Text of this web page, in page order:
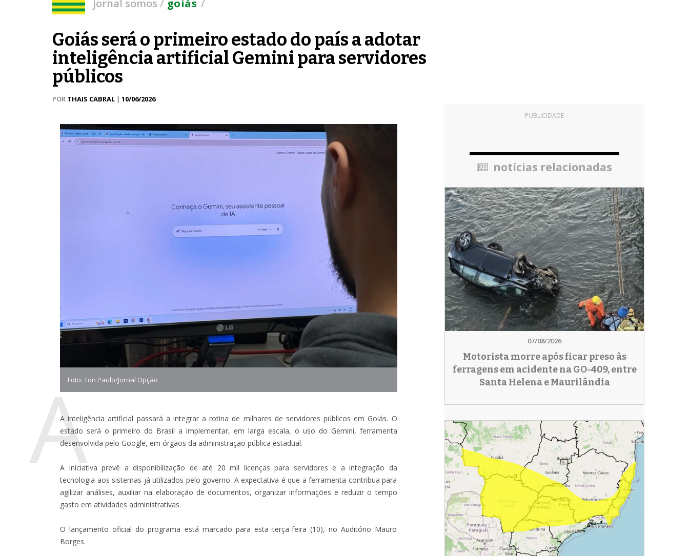
jornal somos goiás
Goiás será o primeiro estado do país a adotar
inteligência artificial Gemini para servidores
públicos
POR THAIS CABRAL | 10/06/2026
Foto: Ton Paulo/Jornal Opção
A
A inteligência artificial passará a integrar a rotina de milhares de servidores públicos em Goiás. O
estado será o primeiro do Brasil a implementar, em larga escala, o uso do Gemini, ferramenta
desenvolvida pelo Google, em órgãos da administração pública estadual.
A iniciativa prevê a disponibilização de até 20 mil licenças para servidores e a integração da
tecnologia aos sistemas já utilizados pelo governo. A expectativa é que a ferramenta contribua para
agilizar análises, auxiliar na elaboração de documentos, organizar informações e reduzir o tempo
gasto em atividades administrativas.
O lançamento oficial do programa está marcado para esta terça-feira (10), no Auditório Mauro
Borges.
PUBLICIDADE
notícias relacionadas
07/08/2026
Motorista morre após ficar preso às
ferragens em acidente na GO-409, entre
Santa Helena e Maurilândia